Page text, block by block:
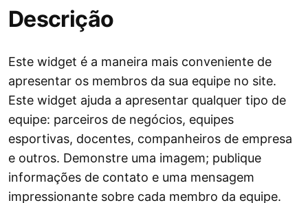
Descrição
Este widget é a maneira mais conveniente de
apresentar os membros da sua equipe no site.
Este widget ajuda a apresentar qualquer tipo de
equipe: parceiros de negócios, equipes
esportivas, docentes, companheiros de empresa
e outros. Demonstre uma imagem; publique
informações de contato e uma mensagem
impressionante sobre cada membro da equipe.